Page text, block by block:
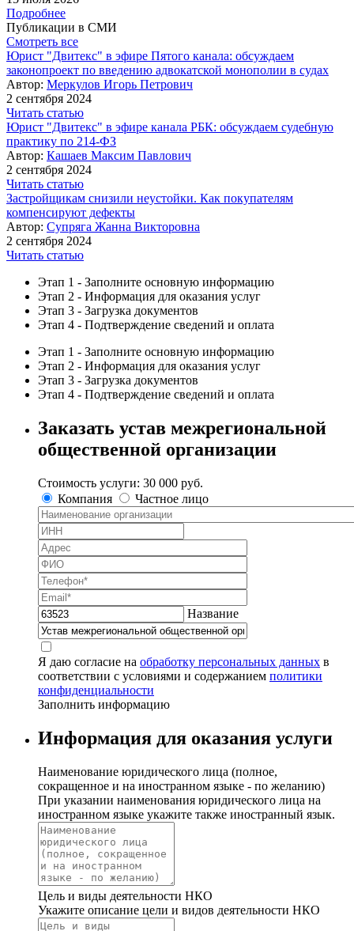
Подробнее
Публикации в СМИ
Смотреть все
Юрист "Двитекс" в эфире Пятого канала: обсуждаем
законопроект по введению адвокатской монополии в судах
Автор: Меркулов Игорь Петрович
2 сентября 2024
Читать статью
Юрист "Двитекс" в эфире канала РБК: обсуждаем судебную
практику по 214-ФЗ
Автор: Кашаев Максим Павлович
2 сентября 2024
Читать статью
Застройщикам снизили неустойки. Как покупателям
компенсируют дефекты
Автор: Супряга Жанна Викторовна
2 сентября 2024
Читать статью
Этап 1 - Заполните основную информацию
Этап 2 - Информация для оказания услуг
Этап 3 - Загрузка документов
Этап 4 - Подтверждение сведений и оплата
Этап 1 - Заполните основную информацию
Этап 2 - Информация для оказания услуг
Этап 3 - Загрузка документов
Этап 4 - Подтверждение сведений и оплата
Заказать устав межрегиональной
общественной организации
Стоимость услуги: 30 000 руб.
Компания
Частное лицо
Название
Я даю согласие на обработку персональных данных в
соответствии с условиями и содержанием политики
конфиденциальности
Заполнить информацию
Информация для оказания услуги
Наименование юридического лица (полное,
сокращенное и на иностранном языке - по желанию)
При указании наименования юридического лица на
иностранном языке укажите также иностранный язык.
Цель и виды деятельности НКО
Укажите описание цели и видов деятельности НКО